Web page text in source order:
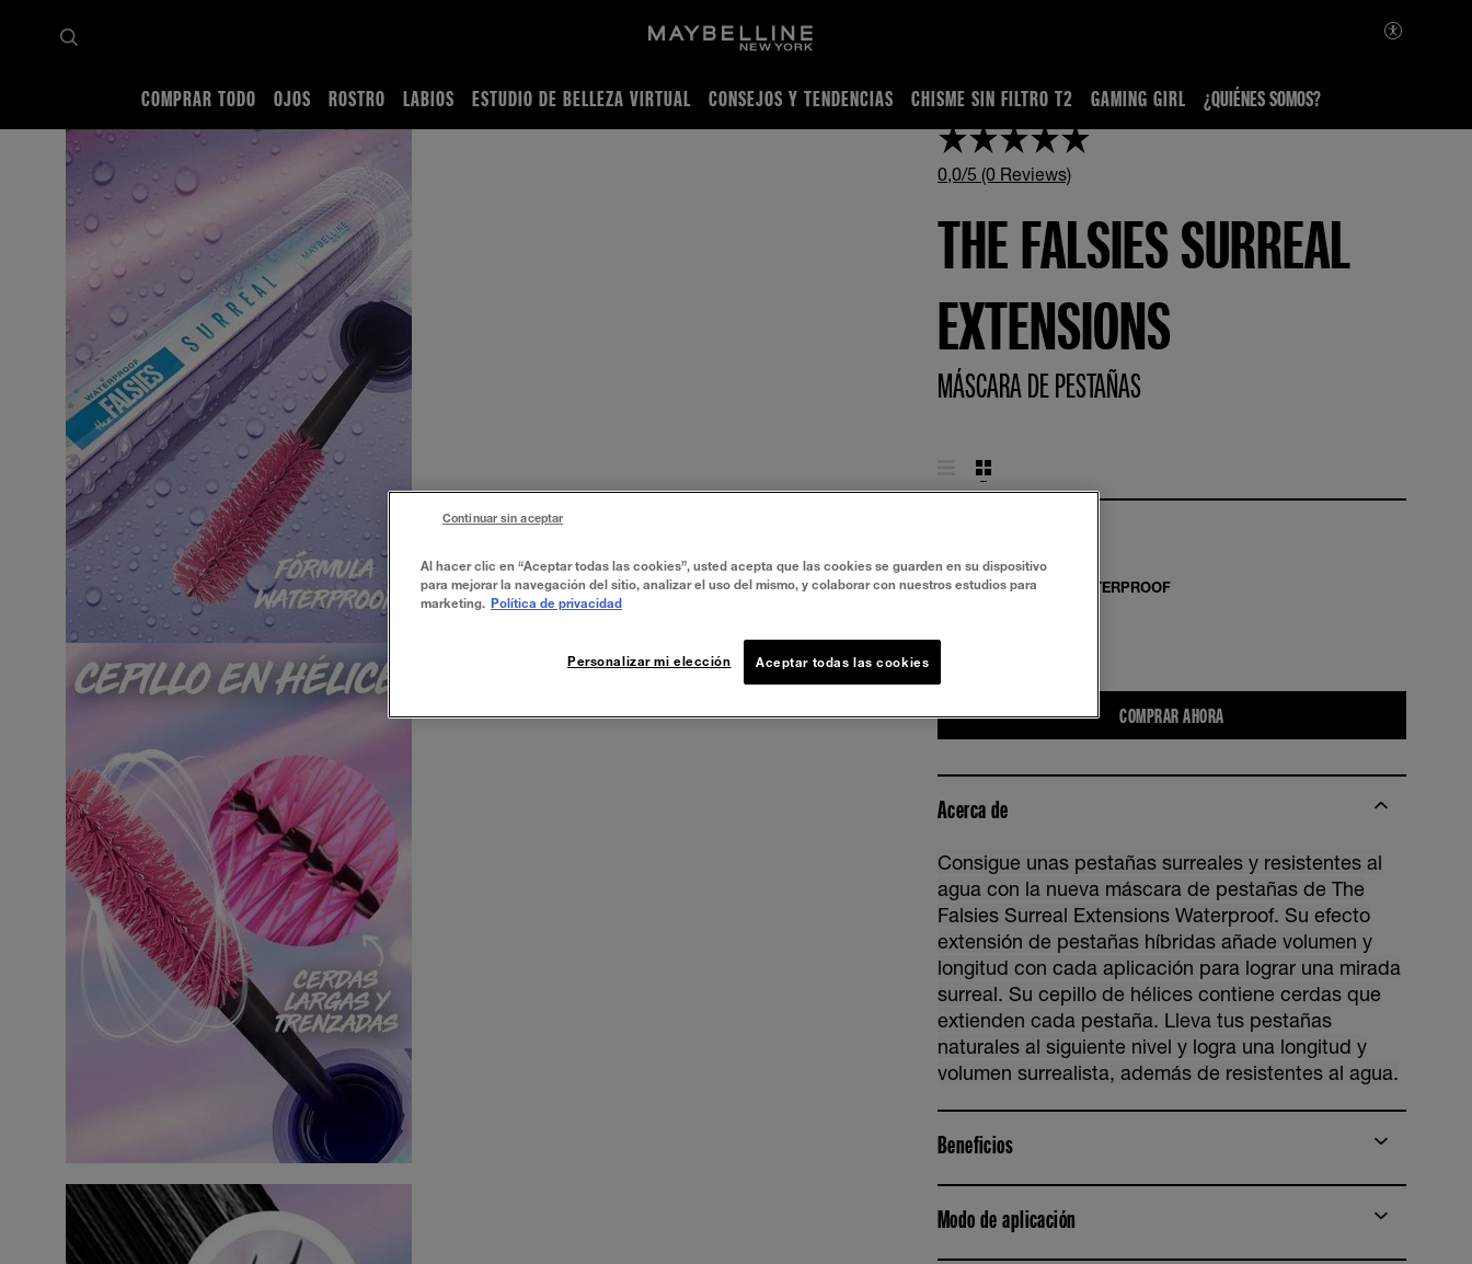
COMPRAR TODO OJOS ROSTRO LABIOS ESTUDIO DE BELLEZA VIRTUAL CONSEJOS Y TENDENCIAS CHISME SIN FILTRO T2 GAMING GIRL ¿QUIÉNES SOMOS?
Comprar todo Ojos Pestañina THE FALSIES SURREAL EXTENSIONS MÁSCARA WATERPROOF
0,0/5 (0 Reviews)
THE FALSIES SURREAL
EXTENSIONS
MÁSCARA DE PESTAÑAS
FALSIES SURREAL WATERPROOF
COMPRAR AHORA
Acerca de
Consigue unas pestañas surreales y resistentes al
agua con la nueva máscara de pestañas de The
Falsies Surreal Extensions Waterproof. Su efecto
extensión de pestañas híbridas añade volumen y
longitud con cada aplicación para lograr una mirada
surreal. Su cepillo de hélices contiene cerdas que
extienden cada pestaña. Lleva tus pestañas
naturales al siguiente nivel y logra una longitud y
volumen surrealista, además de resistentes al agua.
Beneficios
Modo de aplicación
Al hacer clic en “Aceptar todas las cookies”, usted acepta que las cookies se guarden en su dispositivo
para mejorar la navegación del sitio, analizar el uso del mismo, y colaborar con nuestros estudios para
marketing. Política de privacidad
Aceptar todas las cookies
Personalizar mi elección
Continuar sin aceptar